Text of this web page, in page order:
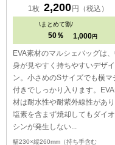
1枚 2,200円（税込）
\まとめて割/
50％ 1,000 円
EVA素材のマルシェバッグは
身が見やすく持ちやすいデザイ
ン。小さめのSサイズでも横マ
付きでしっかり入ります。
材は耐水性や耐紫外線性があり
塩素を含まず焼却してもダイ
シンが発生しない...
幅230×縦260mm（持ち手含む